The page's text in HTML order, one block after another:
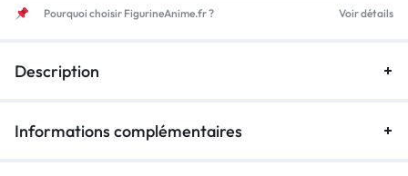
Pourquoi choisir FigurineAnime.fr ? Voir détails
Description
Informations complémentaires